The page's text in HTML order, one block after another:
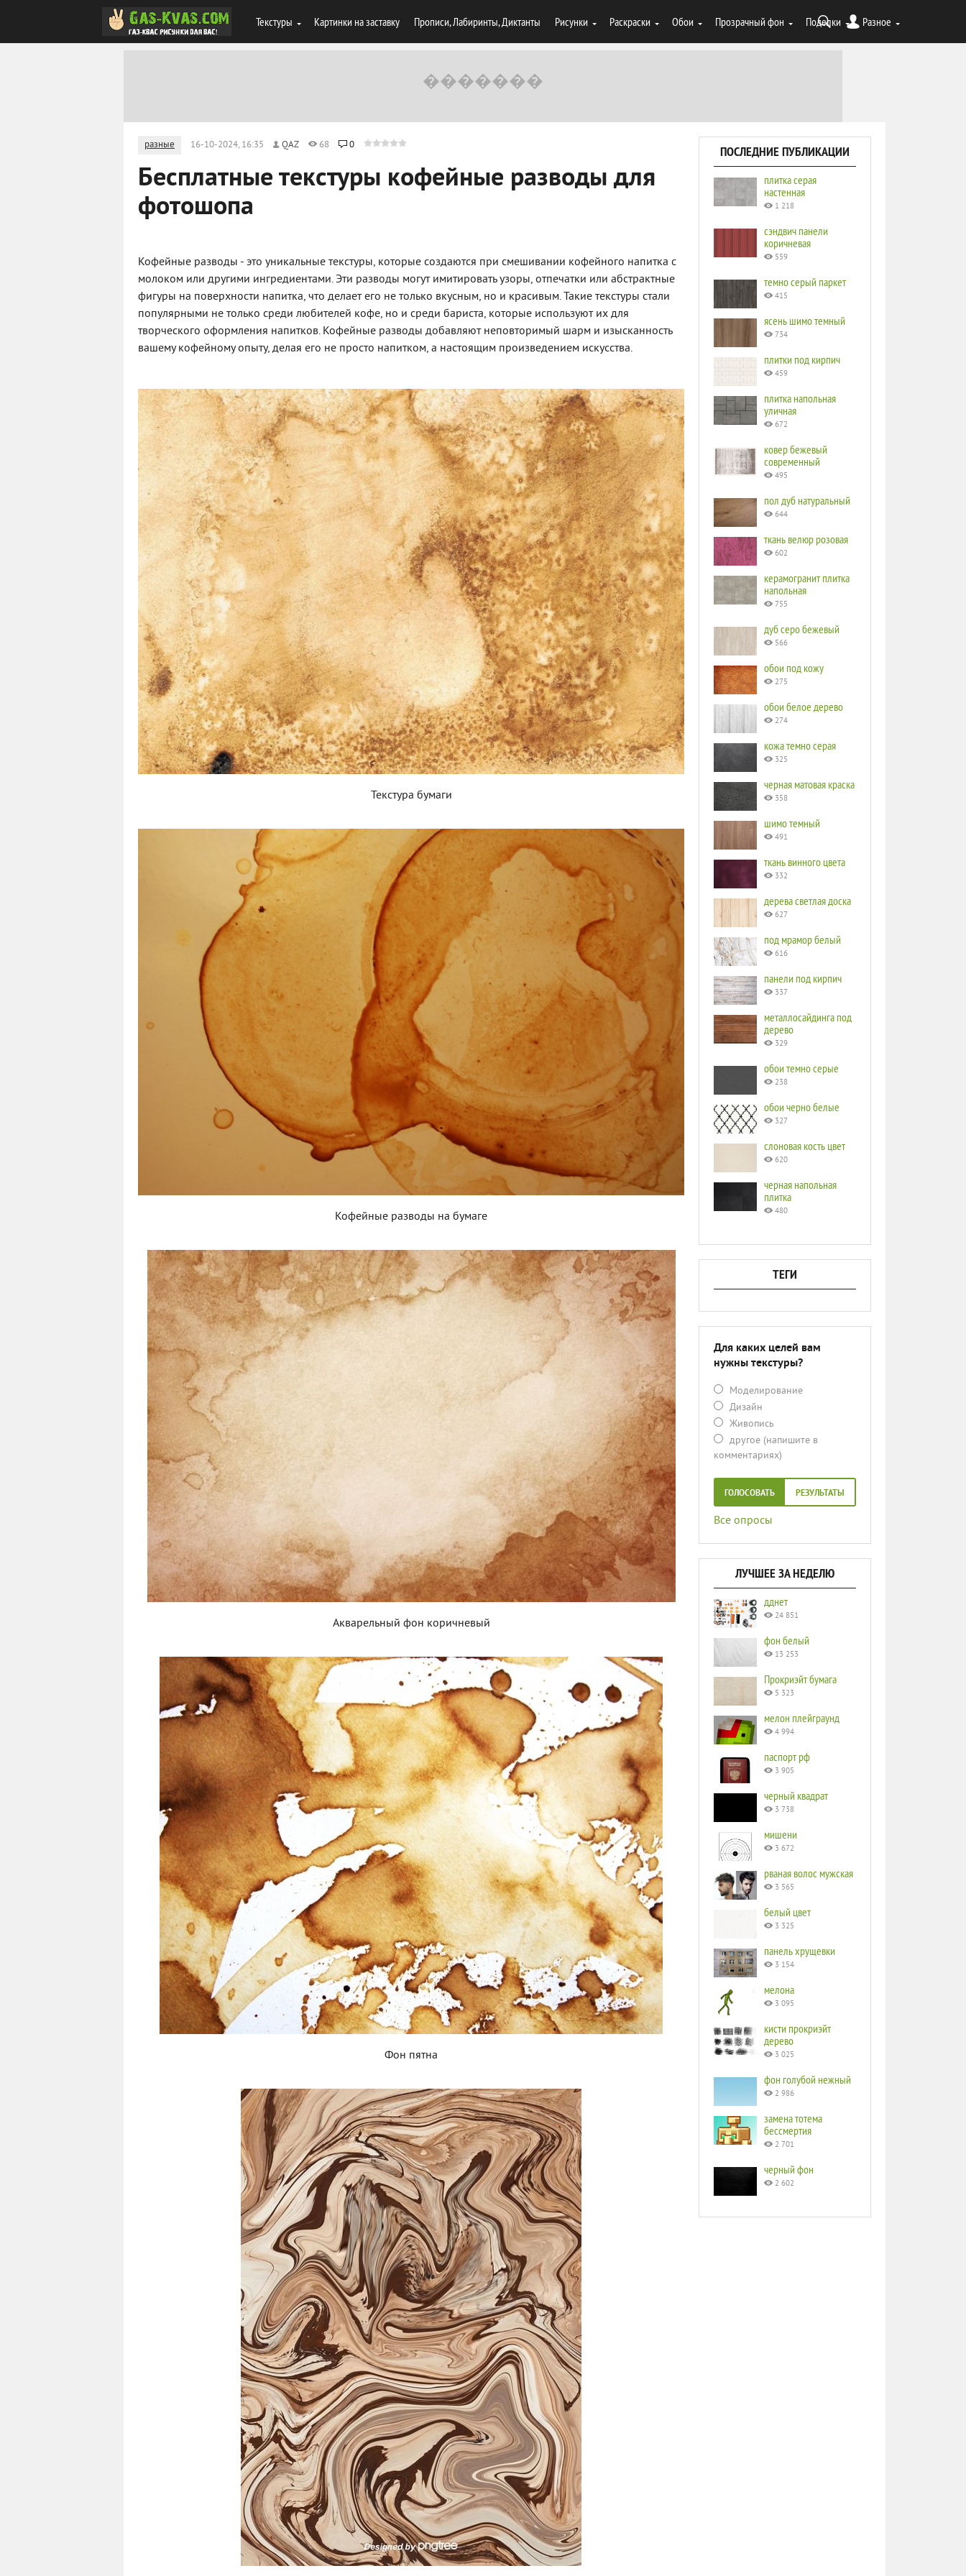
Текстуры Картинки на заставку Прописи, Лабиринты, Диктанты Рисунки Раскраски Обои Прозрачный фон Поделки Разное
разные 16-10-2024, 16:35 QAZ 68 0
Бесплатные текстуры кофейные разводы для
фотошопа
Кофейные разводы - это уникальные текстуры, которые создаются при смешивании кофейного напитка с
молоком или другими ингредиентами. Эти разводы могут имитировать узоры, отпечатки или абстрактные
фигуры на поверхности напитка, что делает его не только вкусным, но и красивым. Такие текстуры стали
популярными не только среди любителей кофе, но и среди бариста, которые используют их для
творческого оформления напитков. Кофейные разводы добавляют неповторимый шарм и изысканность
вашему кофейному опыту, делая его не просто напитком, а настоящим произведением искусства.
Текстура бумаги
Кофейные разводы на бумаге
Акварельный фон коричневый
Фон пятна
ПОСЛЕДНИЕ ПУБЛИКАЦИИ
плитка серая
настенная
1 218
сэндвич панели
коричневая
559
темно серый паркет
415
ясень шимо темный
734
плитки под кирпич
459
плитка напольная
уличная
672
ковер бежевый
современный
495
пол дуб натуральный
644
ткань велюр розовая
602
керамогранит плитка
напольная
755
дуб серо бежевый
566
обои под кожу
275
обои белое дерево
274
кожа темно серая
325
черная матовая краска
358
шимо темный
491
ткань винного цвета
332
дерева светлая доска
627
под мрамор белый
616
панели под кирпич
337
металлосайдинга под
дерево
329
обои темно серые
238
обои черно белые
327
слоновая кость цвет
620
черная напольная
плитка
480
ТЕГИ
Для каких целей вам
нужны текстуры?
Моделирование
Дизайн
Живопись
другое (напишите в
комментариях)
ГОЛОСОВАТЬ РЕЗУЛЬТАТЫ
Все опросы
ЛУЧШЕЕ ЗА НЕДЕЛЮ
дднет
24 851
фон белый
13 253
Прокриэйт бумага
5 323
мелон плейграунд
4 994
паспорт рф
3 905
черный квадрат
3 738
мишени
3 672
рваная волос мужская
3 565
белый цвет
3 325
панель хрущевки
3 154
мелона
3 095
кисти прокриэйт
дерево
3 025
фон голубой нежный
2 986
замена тотема
бессмертия
2 701
черный фон
2 602